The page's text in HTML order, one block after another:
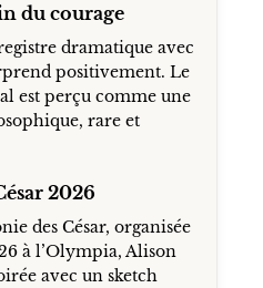
du courage
dramatique avec
positivement. Le
est perçu comme une
rare et
2026
des César, organisée
à l’Olympia, Alison
avec un sketch